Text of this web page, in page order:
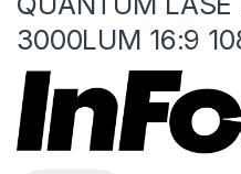
3000LUM 16:9